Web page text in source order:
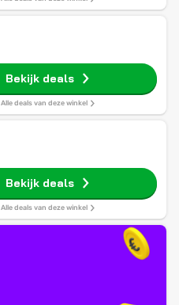
Bekijk deals
Alle deals van deze winkel
Bekijk deals
Alle deals van deze winkel